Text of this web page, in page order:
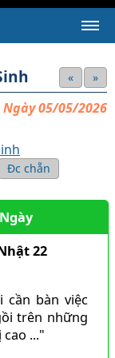
Thế
Nhóm Phiên
»
«
Ngày 05/05/2026
Đc chẵn
22
cần bàn việc
trên những
..."